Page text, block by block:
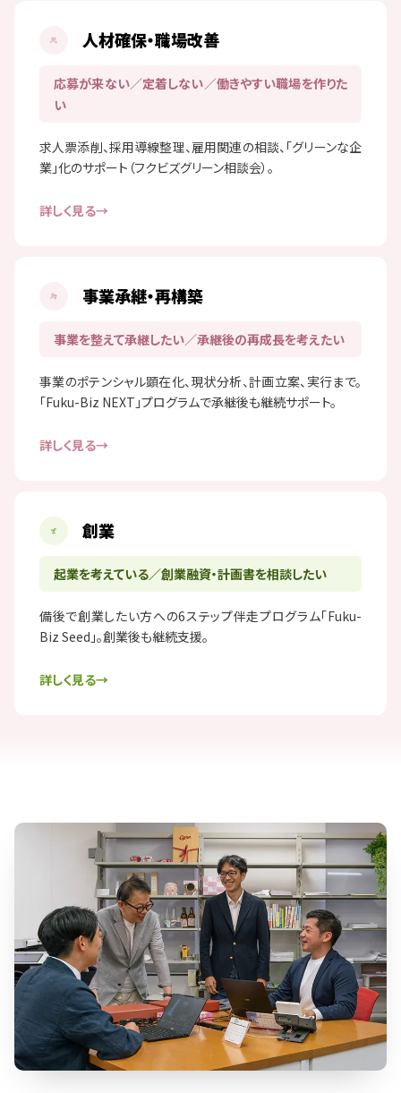
人材確保・職場改善
応募が来ない／定着しない／働きやすい職場を作りた
い
求人票添削、採用導線整理、雇用関連の相談、「グリーンな企
業」化のサポート（フクビズグリーン相談会）。
詳しく見る
事業承継・再構築
事業を整えて承継したい／承継後の再成長を考えたい
事業のポテンシャル顕在化、現状分析、計画立案、実行まで。
「Fuku-Biz NEXT」プログラムで承継後も継続サポート。
詳しく見る
創業
起業を考えている／創業融資・計画書を相談したい
備後で創業したい方への6ステップ伴走プログラム「Fuku-
Biz Seed」。創業後も継続支援。
詳しく見る